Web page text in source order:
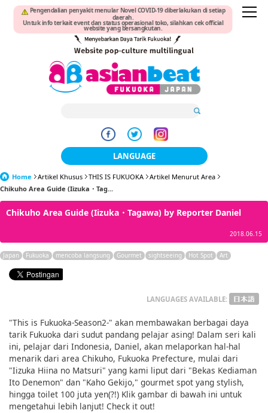
Pengendalian penyakit menular Novel COVID-19 diberlakukan di setiap
daerah.
Untuk info terkait event dan status operasional toko, silahkan cek official
website yang bersangkutan.
LANGUAGE
日本語
한국어
繁體中文
ภาษาไทย
tiéng Viêt
Bahasa Indonesia
Home Artikel Khusus THIS IS FUKUOKA
Artikel Menurut Area
Chikuho Area Guide (Iizuka・Tag...
Chikuho Area Guide (Iizuka・Tagawa) by Reporter Daniel
2018.06.15
Japan Fukuoka mencoba langsung Gourmet sightseeing Hot Spot Art
LANGUAGES AVAILABLE:
"This is Fukuoka-Season2-" akan membawakan berbagai daya
tarik Fukuoka dari sudut pandang pelajar asing! Dalam seri kali
ini, pelajar dari Indonesia, Daniel, akan melaporkan hal-hal
menarik dari area Chikuho, Fukuoka Prefecture, mulai dari
"Iizuka Hiina no Matsuri" yang kami liput dari "Bekas Kediaman
Ito Denemon" dan "Kaho Gekijo," gourmet spot yang stylish,
hingga toilet 100 juta yen(?!) Klik gambar di bawah ini untuk
mengetahui lebih lanjut! Check it out!